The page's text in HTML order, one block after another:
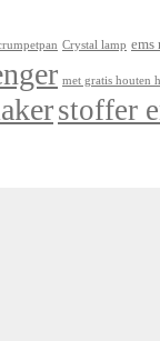
Crystal lamp ems
met gratis houten
stoffer